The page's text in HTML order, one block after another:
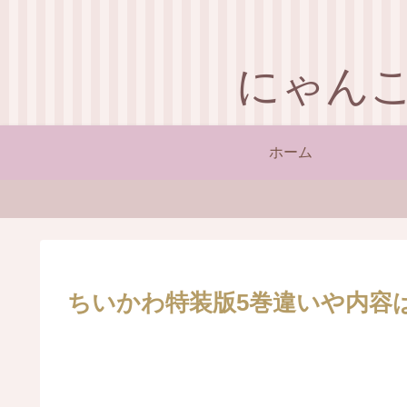
にゃん
ホーム
ちいかわ特装版5巻違いや内